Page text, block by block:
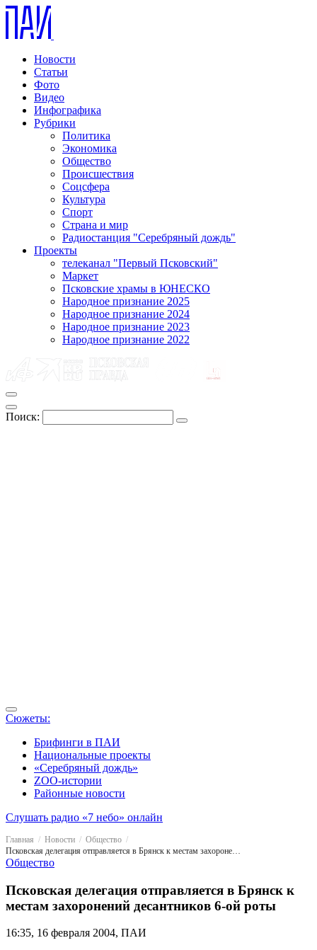
Новости
Статьи
Фото
Видео
Инфографика
Рубрики
Политика
Экономика
Общество
Происшествия
Соцсфера
Культура
Спорт
Страна и мир
Радиостанция "Серебряный дождь"
Проекты
телеканал "Первый Псковский"
Маркет
Псковские храмы в ЮНЕСКО
Народное признание 2025
Народное признание 2024
Народное признание 2023
Народное признание 2022
Поиск:
Сюжеты:
Брифинги в ПАИ
Национальные проекты
«Серебряный дождь»
ZOO-истории
Районные новости
Слушать радио «7 небо» онлайн
Главная Новости
Общество
Псковская делегация отправляется в Брянск к местам захоронений десантников 6-ой роты
Общество
Псковская делегация отправляется в Брянск к
местам захоронений десантников 6-ой роты
16:35, 16 февраля 2004, ПАИ